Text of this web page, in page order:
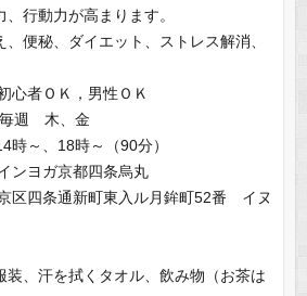
行動力が高まります。
便秘、ダイエット、ストレス解消、
心者ＯＫ，男性ＯＫ
毎週 木、金
時～、18時～（90分）
ンヨガ京都四条烏丸
区四条通新町東入ル月鉾町52番 イヌ
装、汗を拭くタオル、飲み物（お茶は